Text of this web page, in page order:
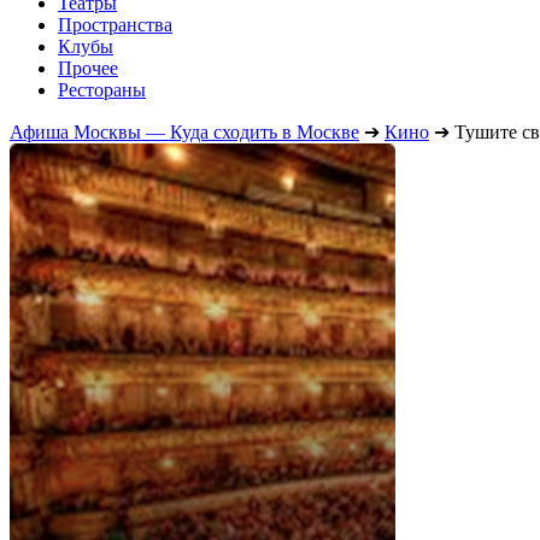
Пространства
Клубы
Прочее
Рестораны
Афиша Москвы — Куда сходить в Москве ➔ Кино ➔ Тушите